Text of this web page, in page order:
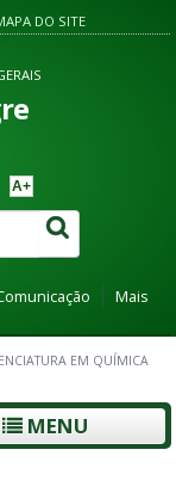
DO SITE
A+
Mais
EM QUÍMICA
MENU